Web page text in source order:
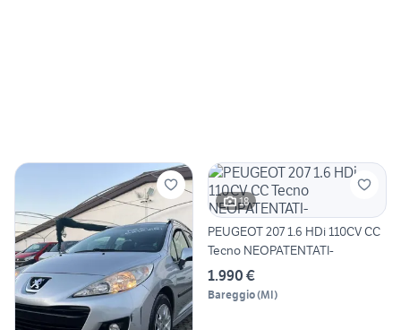
18
PEUGEOT 207 1.6 HDi 110CV CC
Tecno NEOPATENTATI-
1.990 €
Bareggio(MI)